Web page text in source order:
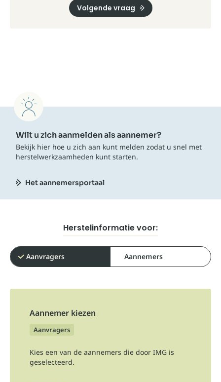
Volgende vraag
Wilt u zich aanmelden als aannemer?
Bekijk hier hoe u zich aan kunt melden zodat u snel met
herstelwerkzaamheden kunt starten.
Het aannemersportaal
Herstelinformatie voor:
Aanvragers Aannemers
Aannemer kiezen
Aanvragers
Kies een van de aannemers die door IMG is
geselecteerd.